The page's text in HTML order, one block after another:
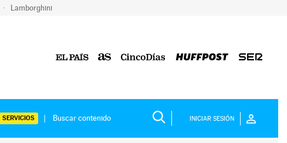
Lamborghini
SERVICIOS INICIAR SESIÓN